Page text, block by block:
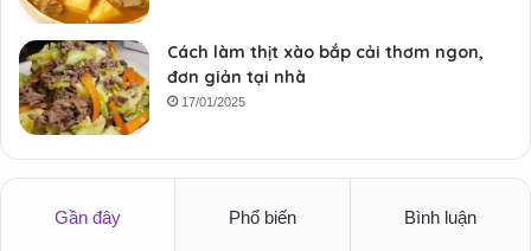
Cách làm thịt xào bắp cải thơm ngon,
đơn giản tại nhà
17/01/2025
Gần đây Phổ biến Bình luận